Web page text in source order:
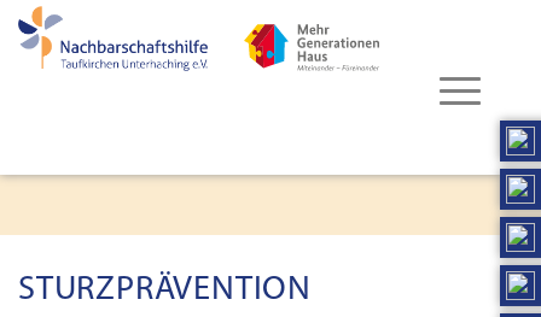
STURZPRÄVENTION